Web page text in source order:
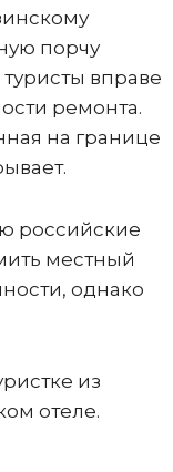
порчу
вправе
ремонта.
на границе
российские
местный
однако
из
отеле.